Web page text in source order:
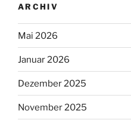
ARCHIV
Mai 2026
Januar 2026
Dezember 2025
November 2025